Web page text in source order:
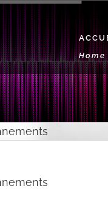
Home